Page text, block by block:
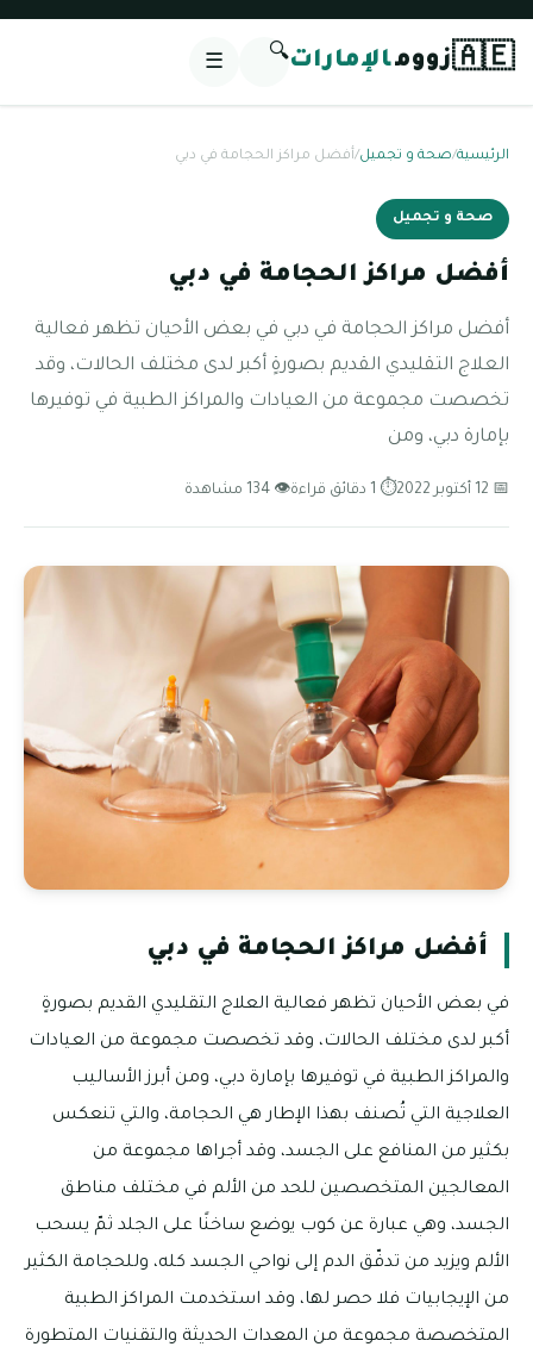
🇦🇪زوومالإمارات🔍
☰
الرئيسية/صحة و تجميل/أفضل مراكز الحجامة في دبي
صحة و تجميل
أفضل مراكز الحجامة في دبي
أفضل مراكز الحجامة في دبي في بعض الأحيان تظهر فعالية
العلاج التقليدي القديم بصورةٍ أكبر لدى مختلف الحالات، وقد
تخصصت مجموعة من العيادات والمراكز الطبية في توفيرها
بإمارة دبي، ومن
📅 12 أكتوبر 2022 ⏱ 1 دقائق قراءة 👁 134 مشاهدة
أفضل مراكز الحجامة في دبي
في بعض الأحيان تظهر فعالية العلاج التقليدي القديم بصورةٍ
أكبر لدى مختلف الحالات، وقد تخصصت مجموعة من العيادات
والمراكز الطبية في توفيرها بإمارة دبي، ومن أبرز الأساليب
العلاجية التي تُصنف بهذا الإطار هي الحجامة، والتي تنعكس
بكثير من المنافع على الجسد، وقد أجراها مجموعة من
المعالجين المتخصصين للحد من الألم في مختلف مناطق
الجسد، وهي عبارة عن كوب يوضع ساخنًا على الجلد ثمّ يسحب
الألم ويزيد من تدفّق الدم إلى نواحي الجسد كله، وللحجامة الكثير
من الإيجابيات فلا حصر لها، وقد استخدمت المراكز الطبية
المتخصصة مجموعة من المعدات الحديثة والتقنيات المتطورة